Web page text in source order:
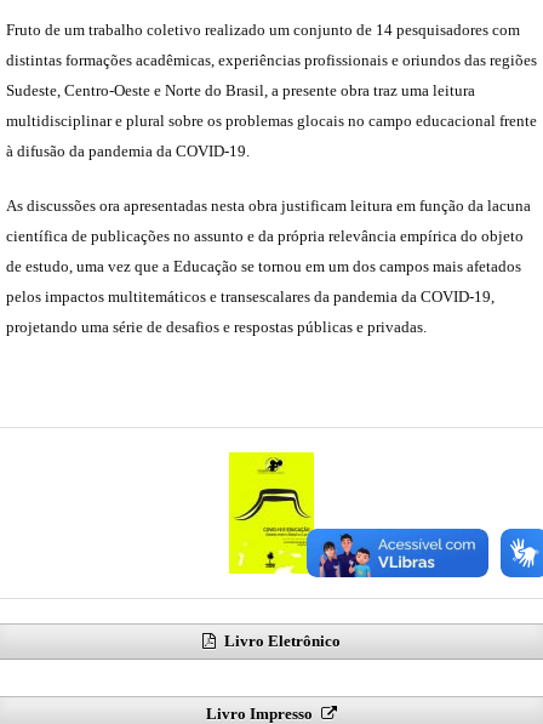
Fruto de um trabalho coletivo realizado um conjunto de 14 pesquisadores com
distintas formações acadêmicas, experiências profissionais e oriundos das regiões
Sudeste, Centro-Oeste e Norte do Brasil, a presente obra traz uma leitura
multidisciplinar e plural sobre os problemas glocais no campo educacional frente
à difusão da pandemia da COVID-19.
As discussões ora apresentadas nesta obra justificam leitura em função da lacuna
científica de publicações no assunto e da própria relevância empírica do objeto
de estudo, uma vez que a Educação se tornou em um dos campos mais afetados
pelos impactos multitemáticos e transescalares da pandemia da COVID-19,
projetando uma série de desafios e respostas públicas e privadas.
Livro Eletrônico
Livro Impresso